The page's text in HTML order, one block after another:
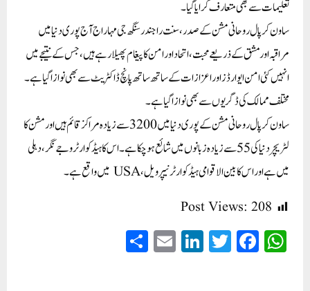
تعلیمات سے بھی متعارف کرایا گیا۔
ساون کرپال روحانی مشن کے صدر، سنت راجندر سنگھ جی مہاراج آج پوری دنیا میں
مراقبہ اور مشق کے ذریعے محبت، اتحاد اور امن کا پیغام پھیلا رہے ہیں، جس کے نتیجے میں
انہیں کئی امن ایوارڈز اور اعزازات کے ساتھ ساتھ پانچ ڈاکٹریٹ سے بھی نوازا گیا ہے۔
مختلف ممالک کی ڈگریوں سے بھی نوازا گیا ہے۔
ساون کرپال روحانی مشن کے پوری دنیا میں 3200 سے زیادہ مراکز قائم ہیں اور مشن کا
لٹریچر دنیا کی 55 سے زیادہ زبانوں میں شائع ہو چکا ہے۔ اس کا ہیڈکوارٹر وجے نگر، دہلی
میں ہے اور اس کا بین الاقوامی ہیڈکوارٹر نیپرویل، USA میں واقع ہے۔
Post Views: 208
W
ha
Fa
ce
T
wi
Li
nk
E
m